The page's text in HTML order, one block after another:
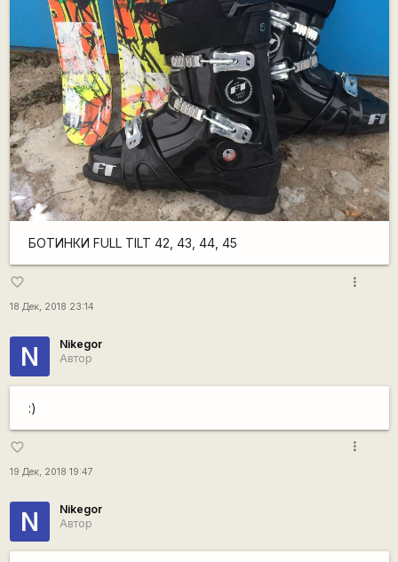
БОТИНКИ FULL TILT 42, 43, 44, 45
favorite_border
18 Дек, 2018 23:14
more_vert
N
Nikegor
Автор
:)
favorite_border
19 Дек, 2018 19:47
more_vert
N
Nikegor
Автор